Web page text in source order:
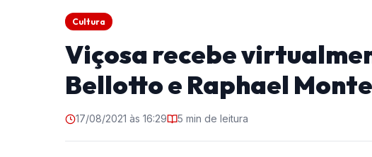
Cultura
Viçosa recebe
Bellotto e Raphael
17/08/2021 às 16:29 5 min de leitura